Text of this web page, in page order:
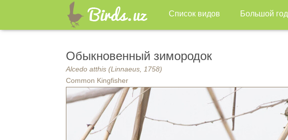
Список видов Большой год
Обыкновенный зимородок
Alcedo atthis (Linnaeus, 1758)
Common Kingfisher